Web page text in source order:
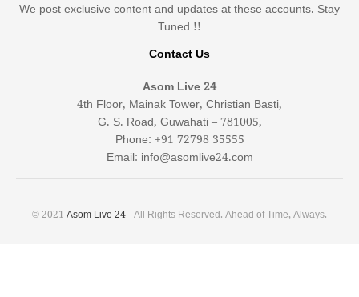
We post exclusive content and updates at these accounts. Stay
Tuned !!
Contact Us
Asom Live 24
4th Floor, Mainak Tower, Christian Basti,
G. S. Road, Guwahati – 781005,
Phone: +91 72798 35555
Email: info@asomlive24.com
© 2021 Asom Live 24- All Rights Reserved. Ahead of Time, Always.